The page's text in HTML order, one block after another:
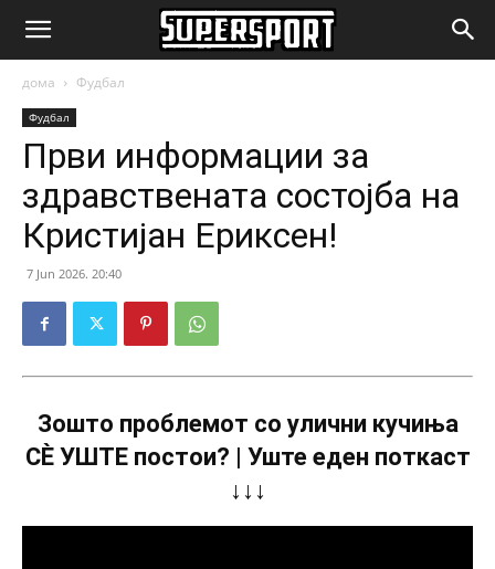
SuperSport.mk
дома Фудбал
Фудбал
Први информации за
здравствената состојба на
Кристијан Ериксен!
7 Jun 2026. 20:40
Зошто проблемот со улични кучиња
СÈ УШТЕ постои? | Уште еден поткаст
↓↓↓